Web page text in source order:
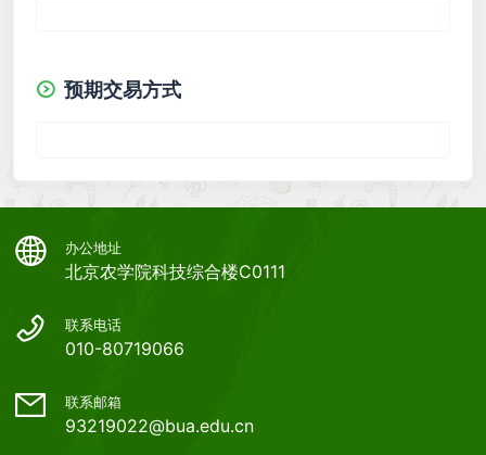
预期交易方式
办公地址
北京农学院科技综合楼C0111
联系电话
010-80719066
联系邮箱
93219022@bua.edu.cn